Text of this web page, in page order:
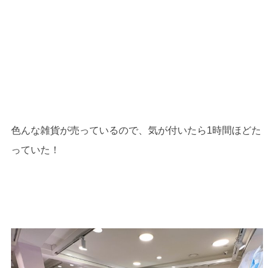
色んな雑貨が売っているので、気が付いたら1時間ほどた
っていた！